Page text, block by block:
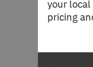
your
pricing